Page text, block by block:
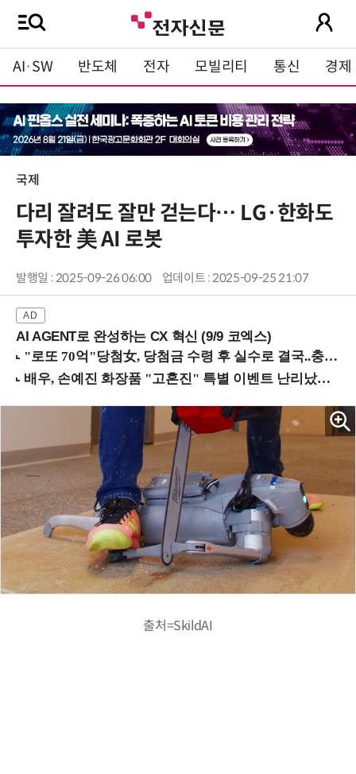
AI·SW 반도체 전자 모빌리티 통신 경제
국제
다리 잘려도 잘만 걷는다… LG·한화도
투자한 美 AI 로봇
발행일 : 2025-09-26 06:00 업데이트 : 2025-09-25 21:07
AI AGENT로 완성하는 CX 혁신 (9/9 코엑스)
출처=SkildAI